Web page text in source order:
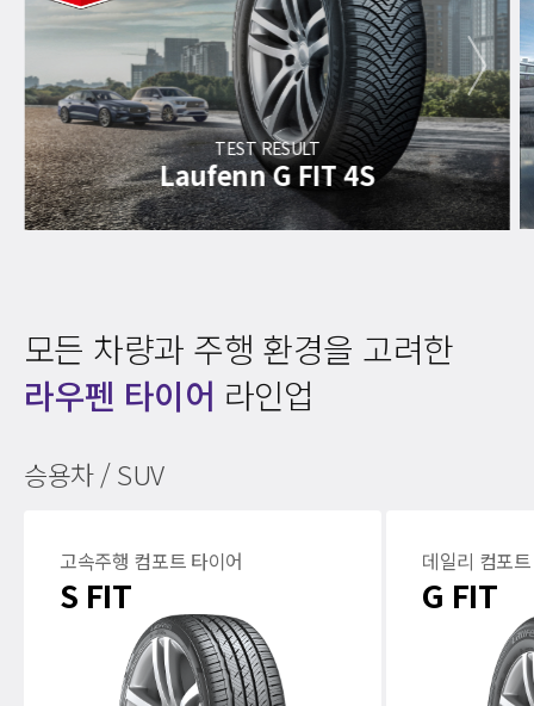
TEST RESULT
Laufenn G FIT 4S
next
모든 차량과 주행 환경을 고려한
라우펜 타이어 라인업
승용차 / SUV
고속주행 컴포트 타이어
S FIT
데일리 컴포
G FIT